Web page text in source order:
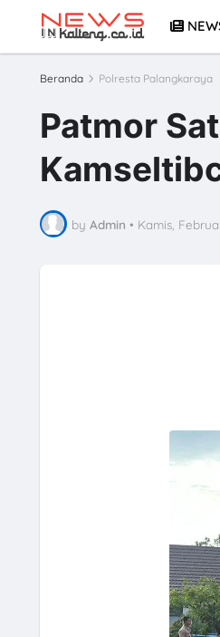
Beranda Polresta Palangkaraya
Patmor
by Admin • Kamis,